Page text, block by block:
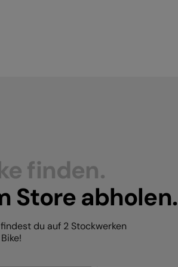
finden.
Store abholen.
du auf 2 Stockwerken